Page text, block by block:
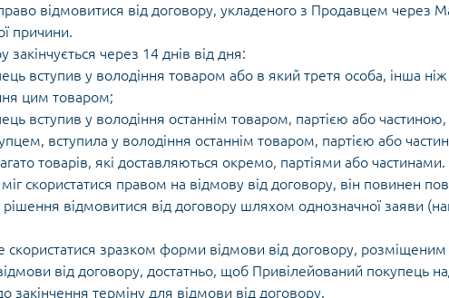
відмовитися від договору, укладеного з Продавцем через
причини.
через 14 днів від дня:
вступив у володіння товаром або в який третя особа, інша
цим товаром;
вступив у володіння останнім товаром, партією або
вступила у володіння останнім товаром, партією або
товарів, які доставляються окремо, партіями або частинами.
скористатися правом на відмову від договору, він повинен
відмовитися від договору шляхом однозначної заяви
зразком форми відмови від договору,
від договору, достатньо, щоб Привілейований покупець
закінчення терміну для відмови від договору.